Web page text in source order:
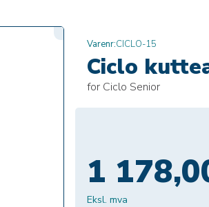
Varenr:CICLO-15
Ciclo
for Ciclo Senior
1
Eksl. mva